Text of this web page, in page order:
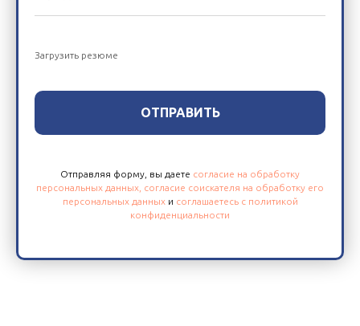
Загрузить резюме
ОТПРАВИТЬ
Отправляя форму, вы даете согласие на обработку
персональных данных,
согласие соискателя на обработку его
персональных данных и соглашаетесь с политикой
конфиденциальности